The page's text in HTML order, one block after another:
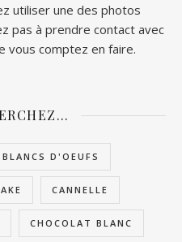
utiliser une des photos
pas à prendre contact avec
vous comptez en faire.
BLANCS D'OEUFS
CANNELLE
CHOCOLAT BLANC